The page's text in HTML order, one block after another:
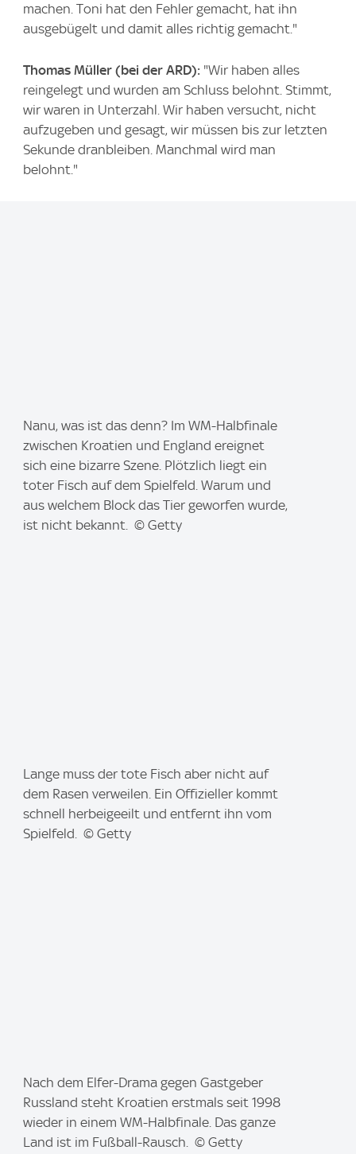
machen. Toni hat den Fehler gemacht, hat ihn
ausgebügelt und damit alles richtig gemacht."
Thomas Müller (bei der ARD): "Wir haben alles
reingelegt und wurden am Schluss belohnt. Stimmt,
wir waren in Unterzahl. Wir haben versucht, nicht
aufzugeben und gesagt, wir müssen bis zur letzten
Sekunde dranbleiben. Manchmal wird man
belohnt."
m
Nanu, was ist das denn? Im WM-Halbfinale
zwischen Kroatien und England ereignet
sich eine bizarre Szene. Plötzlich liegt ein
toter Fisch auf dem Spielfeld. Warum und
aus welchem Block das Tier geworfen wurde,
ist nicht bekannt. © Getty
m
Lange muss der tote Fisch aber nicht auf
dem Rasen verweilen. Ein Offizieller kommt
schnell herbeigeeilt und entfernt ihn vom
Spielfeld. © Getty
m
Nach dem Elfer-Drama gegen Gastgeber
Russland steht Kroatien erstmals seit 1998
wieder in einem WM-Halbfinale. Das ganze
Land ist im Fußball-Rausch. © Getty